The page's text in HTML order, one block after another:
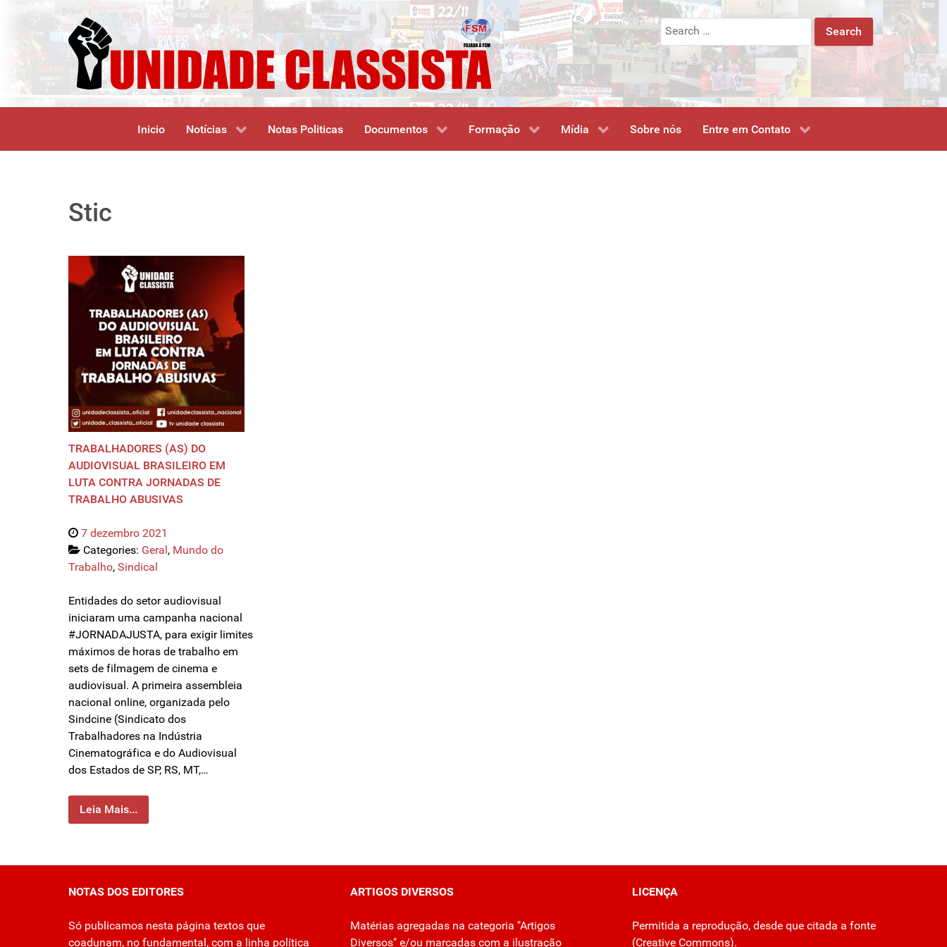
Search
for:
Inicio Notícias Notas Politicas Documentos Formação Mídia Sobre nós Entre em Contato
Stic
TRABALHADORES (AS) DO
AUDIOVISUAL BRASILEIRO EM
LUTA CONTRA JORNADAS DE
TRABALHO ABUSIVAS
7 dezembro 2021
Categories: Geral , Mundo do
Trabalho, Sindical
Entidades do setor audiovisual
iniciaram uma campanha nacional
#JORNADAJUSTA, para exigir limites
máximos de horas de trabalho em
sets de filmagem de cinema e
audiovisual. A primeira assembleia
nacional online, organizada pelo
Sindcine (Sindicato dos
Trabalhadores na Indústria
Cinematográfica e do Audiovisual
dos Estados de SP, RS, MT,…
Leia Mais...
NOTAS DOS EDITORES
Só publicamos nesta página textos que
coadunam, no fundamental, com a linha política
ARTIGOS DIVERSOS
Matérias agregadas na categoria "Artigos
Diversos" e/ou marcadas com a ilustração
LICENÇA
Permitida a reprodução, desde que citada a fonte
(Creative Commons).